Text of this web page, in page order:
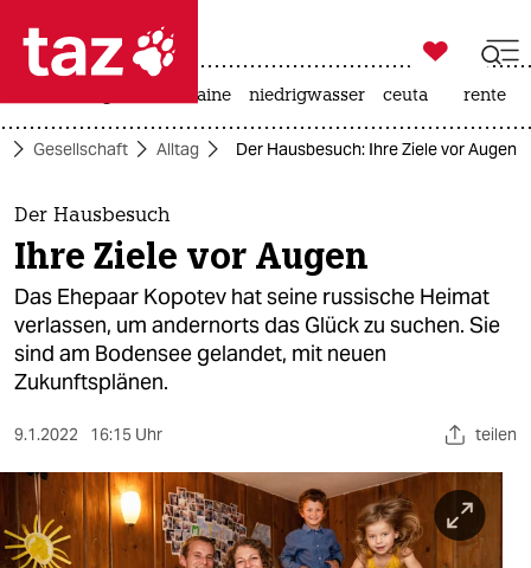
 taz zahl ich
taz zahl ich
themen
politik
öko
gesellschaft
kultur
sport
berlin

taz zahl ich
krieg in der ukraine niedrigwasser ceuta rente
Gesellschaft Alltag Der Hausbesuch: Ihre Ziele vor Augen
Der Hausbesuch
Ihre Ziele vor Augen
Das Ehepaar Kopotev hat seine russische Heimat
verlassen, um andernorts das Glück zu suchen. Sie
sind am Bodensee gelandet, mit neuen
Zukunftsplänen.
9.1.2022 16:15 Uhr teilen